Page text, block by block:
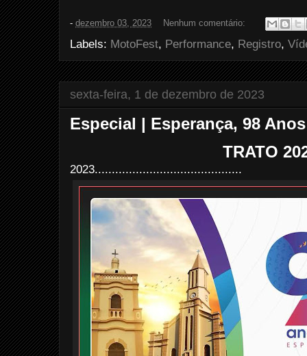
b
o
o
k
t
e
r
e
e
s
t
e
- dezembro 03, 2023 Nenhum comentário:
Labels: MotoFest, Performance, Registro,
sexta-feira, 1 de dezembro de 2023
Especial | Esperança, 98
TRATO
2023...........................................